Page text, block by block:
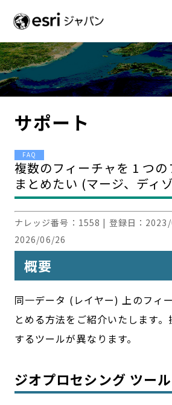
サポート
FAQ
複数のフィーチャを 1 つの
まとめたい (マージ、ディ
ナレッジ番号： 1558 | 登録日：
2026/06/26
概要
同一データ (レイヤー) 上のフィ
とめる方法をご紹介いたします
するツールが異なります。
ジオプロセシング ツー